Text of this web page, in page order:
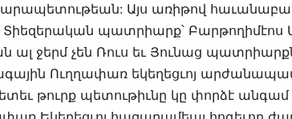
Այս առիթով հաւանաբար
Տիեզերական պատրիարք՝ Բարթողիմէոս
ալ ջերմ չեն Ռուս եւ Յունաց
Ուղղափառ եկեղեցւոյ
թուրք պետութիւնը կը փորձէ